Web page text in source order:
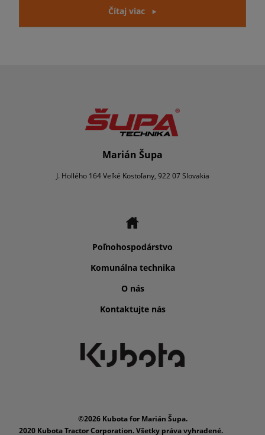
Čítaj viac
Marián Šupa
J. Hollého 164 Veľké Kostoľany, 922 07 Slovakia
Poľnohospodárstvo
Komunálna technika
O nás
Kontaktujte nás
©2026 Kubota for Marián Šupa.
2020 Kubota Tractor Corporation. Všetky práva vyhradené.